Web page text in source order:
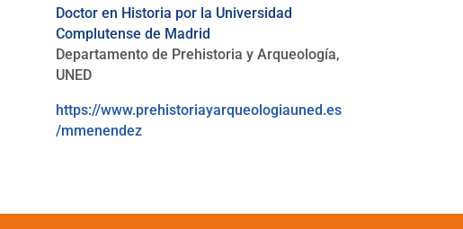
Doctor en Historia por la Universidad
Complutense de Madrid
Departamento de Prehistoria y Arqueología,
UNED
https://www.prehistoriayarqueologiauned.es
/mmenendez